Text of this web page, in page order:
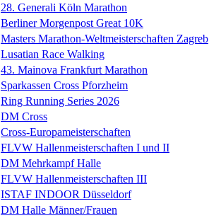
28. Generali Köln Marathon
Berliner Morgenpost Great 10K
Masters Marathon-Weltmeisterschaften Zagreb
Lusatian Race Walking
43. Mainova Frankfurt Marathon
Sparkassen Cross Pforzheim
Ring Running Series 2026
DM Cross
Cross-Europameisterschaften
FLVW Hallenmeisterschaften I und II
DM Mehrkampf Halle
FLVW Hallenmeisterschaften III
ISTAF INDOOR Düsseldorf
DM Halle Männer/Frauen